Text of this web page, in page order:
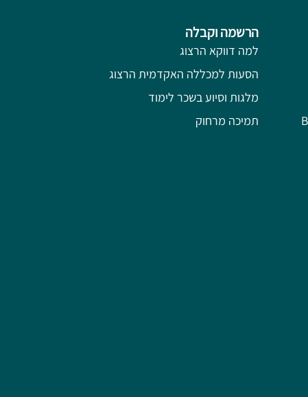
הרשמה וקבלה
למה דווקא הרצוג
הסעות למכללה האקדמית הרצוג
מלגות וסיוע בשכר לימוד
תמיכה מרחוק